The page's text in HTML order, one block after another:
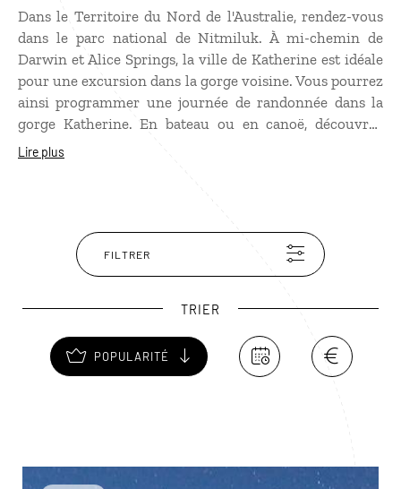
Dans le Territoire du Nord de l'Australie, rendez-vous
dans le parc national de Nitmiluk. À mi-chemin de
Darwin et Alice Springs, la ville de Katherine est idéale
pour une excursion dans la gorge voisine. Vous pourrez
ainsi programmer une journée de randonnée dans la
gorge Katherine. En bateau ou en canoë, découvrez
cette gorge au fil de l'eau. Vous pouvez opter également
Lire plus
FILTRER
TRIER
POPULARITÉ